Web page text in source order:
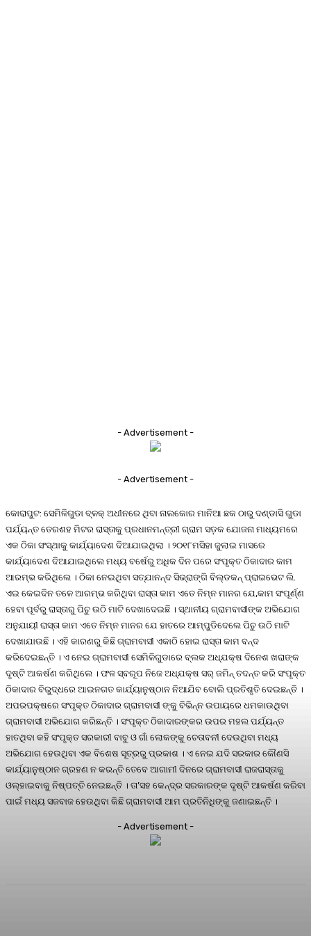
- Advertisement -
- Advertisement -
କୋରାପୁଟ: ସେମିଳିଗୁଡା ବ୍ଳକ୍ ଅଧୀନରେ ଥିବା ନାଲକୋର ମାନିଆ ଛକ ଠାରୁ ଦଣ୍ଡାସି ଗୁଡା
ପର୍ଯ୍ୟନ୍ତ ତେରଶହ ମିଟର ରାସ୍ତାକୁ ପ୍ରଧାନମନ୍ତ୍ରୀ ଗ୍ରାମ ସଡ଼କ ଯୋଜନା ମାଧ୍ୟମରେ
ଏକ ଠିକା ସଂସ୍ଥାକୁ କାର୍ଯ୍ୟାଦେଶ ଦିଆଯାଇଥିଲା । ୨୦୧୮ମସିହା ଜୁଲାଇ ମାସରେ
କାର୍ଯ୍ୟାଦେଶ ଦିଆଯାଇଥିଲେ ମଧ୍ୟ ବର୍ଷେରୁ ଅଧିକ ଦିନ ପରେ ସଂପୃକ୍ତ ଠିକାଦାର କାମ
ଆରମ୍ଭ କରିଥିଲେ । ଠିକା ନେଇଥିବା ସତ୍ଯାନନ୍ଦ ସିଭ୍ରାଙ୍ଗି ବିଲ୍ଡକନ୍ ପ୍ରାଇଭେଟ ଲି.
ଏଇ କେଇଦିନ ତଳେ ଆରମ୍ଭ କରିଥିବା ରାସ୍ତା କାମ ଏତେ ନିମ୍ନ ମାନର ଯେ,କାମ ସଂପୂର୍ଣ୍ଣ
ହେବା ପୂର୍ବରୁ ରାସ୍ତାରୁ ପିଚୁ ଉଠି ମାଟି ଦେଖାଦେଇଛି । ସ୍ଥାନୀୟ ଗ୍ରାମବାସୀଙ୍କ ଅଭିଯୋଗ
ଅନୁଯାୟୀ ରାସ୍ତା କାମ ଏତେ ନିମ୍ନ ମାନର ଯେ ହାତରେ ଆମ୍ପୁଡିଦେଲେ ପିଚୁ ଉଠି ମାଟି
ଦେଖାଯାଉଛି । ଏହି କାରଣରୁ କିଛି ଗ୍ରାମବାସୀ ଏକାଠି ହୋଇ ରାସ୍ତା କାମ ବନ୍ଦ
କରିଦେଇଛନ୍ତି । ଏ ନେଇ ଗ୍ରାମବାସୀ ସେମିଳିଗୁଡାରେ ବ୍ଲକ ଅଧ୍ଯକ୍ଷ ଦିନେଶ ଖରାଙ୍କ
ଦୃଷ୍ଟି ଆକର୍ଷଣ କରିଥିଲେ । ଫଳ ସ୍ବରୂପ ନିଜେ ଅଧ୍ଯକ୍ଷ ସର୍ ଜମିନ୍ ତଦନ୍ତ କରି ସଂପୃକ୍ତ
ଠିକାଦାର ବିରୁଦ୍ଧରେ ଆଇନଗତ କାର୍ଯ୍ୟାନୁଷ୍ଠାନ ନିଆଯିବ ବୋଲି ପ୍ରତିଶୃତି ଦେଇଛନ୍ତି ।
ଅପରପକ୍ଷରେ ସଂପୃକ୍ତ ଠିକାଦାର ଗ୍ରାମବାସୀ ଙ୍କୁ ବିଭିନ୍ନ ଉପାୟରେ ଧମକାଉଥିବା
ଗ୍ରାମବାସୀ ଅଭିଯୋଗ କରିଛନ୍ତି । ସଂପୃକ୍ତ ଠିକାଦାରଙ୍କର ଉପର ମହଲ ପର୍ଯ୍ୟନ୍ତ
ହାତଥିବା କହି ସଂପୃକ୍ତ ସରକାରୀ ବାବୁ ଓ ଗାଁ ଲୋକଙ୍କୁ ଚେତାବନୀ ଦେଉଥିବା ମଧ୍ୟ
ଅଭିଯୋଗ ହେଉଥିବା ଏକ ବିଶେଷ ସୂତ୍ରରୁ ପ୍ରକାଶ । ଏ ନେଇ ଯଦି ସରକାର କୌଣସି
କାର୍ଯ୍ୟାନୁଷ୍ଠାନ ଗ୍ରହଣ ନ କରନ୍ତି ତେବେ ଆଗାମୀ ଦିନରେ ଗ୍ରାମବାସୀ ରାଜରାସ୍ତାକୁ
ଓଲ୍ହାଇବାକୁ ନିଷ୍ପତ୍ତି ନେଇଛନ୍ତି । ତା’ସହ କେନ୍ଦ୍ର ସରକାରଙ୍କ ଦୃଷ୍ଟି ଆକର୍ଷଣ କରିବା
ପାଇଁ ମଧ୍ୟ ସଜବାଜ ହେଉଥିବା କିଛି ଗ୍ରାମବାସୀ ଆମ ପ୍ରତିନିଧିଙ୍କୁ ଜଣାଇଛନ୍ତି ।
- Advertisement -